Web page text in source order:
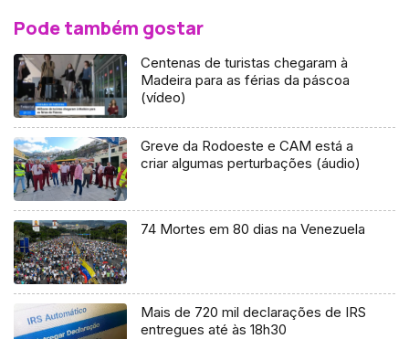
Pode também gostar
Centenas de turistas chegaram à
Madeira para as férias da páscoa
(vídeo)
Greve da Rodoeste e CAM está a
criar algumas perturbações (áudio)
74 Mortes em 80 dias na Venezuela
Mais de 720 mil declarações de IRS
entregues até às 18h30